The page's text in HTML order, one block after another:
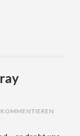
KOMMENTIEREN